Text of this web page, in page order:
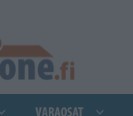
VARAOSAT